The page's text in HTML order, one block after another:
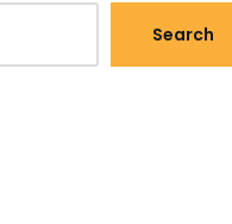
Search